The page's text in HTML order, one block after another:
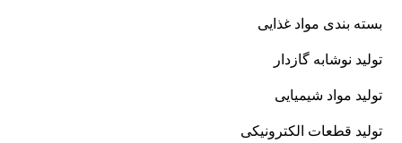
بسته بندی مواد غذایی
تولید نوشابه گازدار
تولید مواد شیمیایی
تولید قطعات الکترونیکی